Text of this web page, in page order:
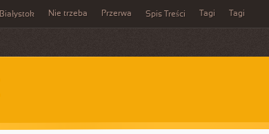
Białystok Nie trzeba Przerwa Spis Treści Tagi Tagi